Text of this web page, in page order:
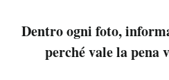
Dentro ogni foto,
perché vale la pena